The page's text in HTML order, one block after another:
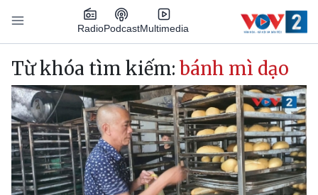
Nhảy đến nội dung
RadioPodcastMultimedia
Main navigation
Từ khóa tìm kiếm: bánh mì dạo